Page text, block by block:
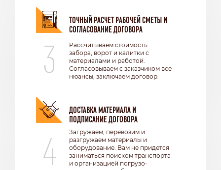
3
ТОЧНЫЙ РАСЧЕТ РАБОЧЕЙ СМЕТЫ И
СОГЛАСОВАНИЕ ДОГОВОРА
Рассчитываем стоимость
забора, ворот и калитки с
материалами и работой.
Согласовываем с заказчиком все
нюансы, заключаем договор.
4
ДОСТАВКА МАТЕРИАЛА И
ПОДПИСАНИЕ ДОГОВОРА
Загружаем, перевозим и
разгружаем материалы и
оборудование. Вам не придется
заниматься поиском транспорта
и организацией погрузо-